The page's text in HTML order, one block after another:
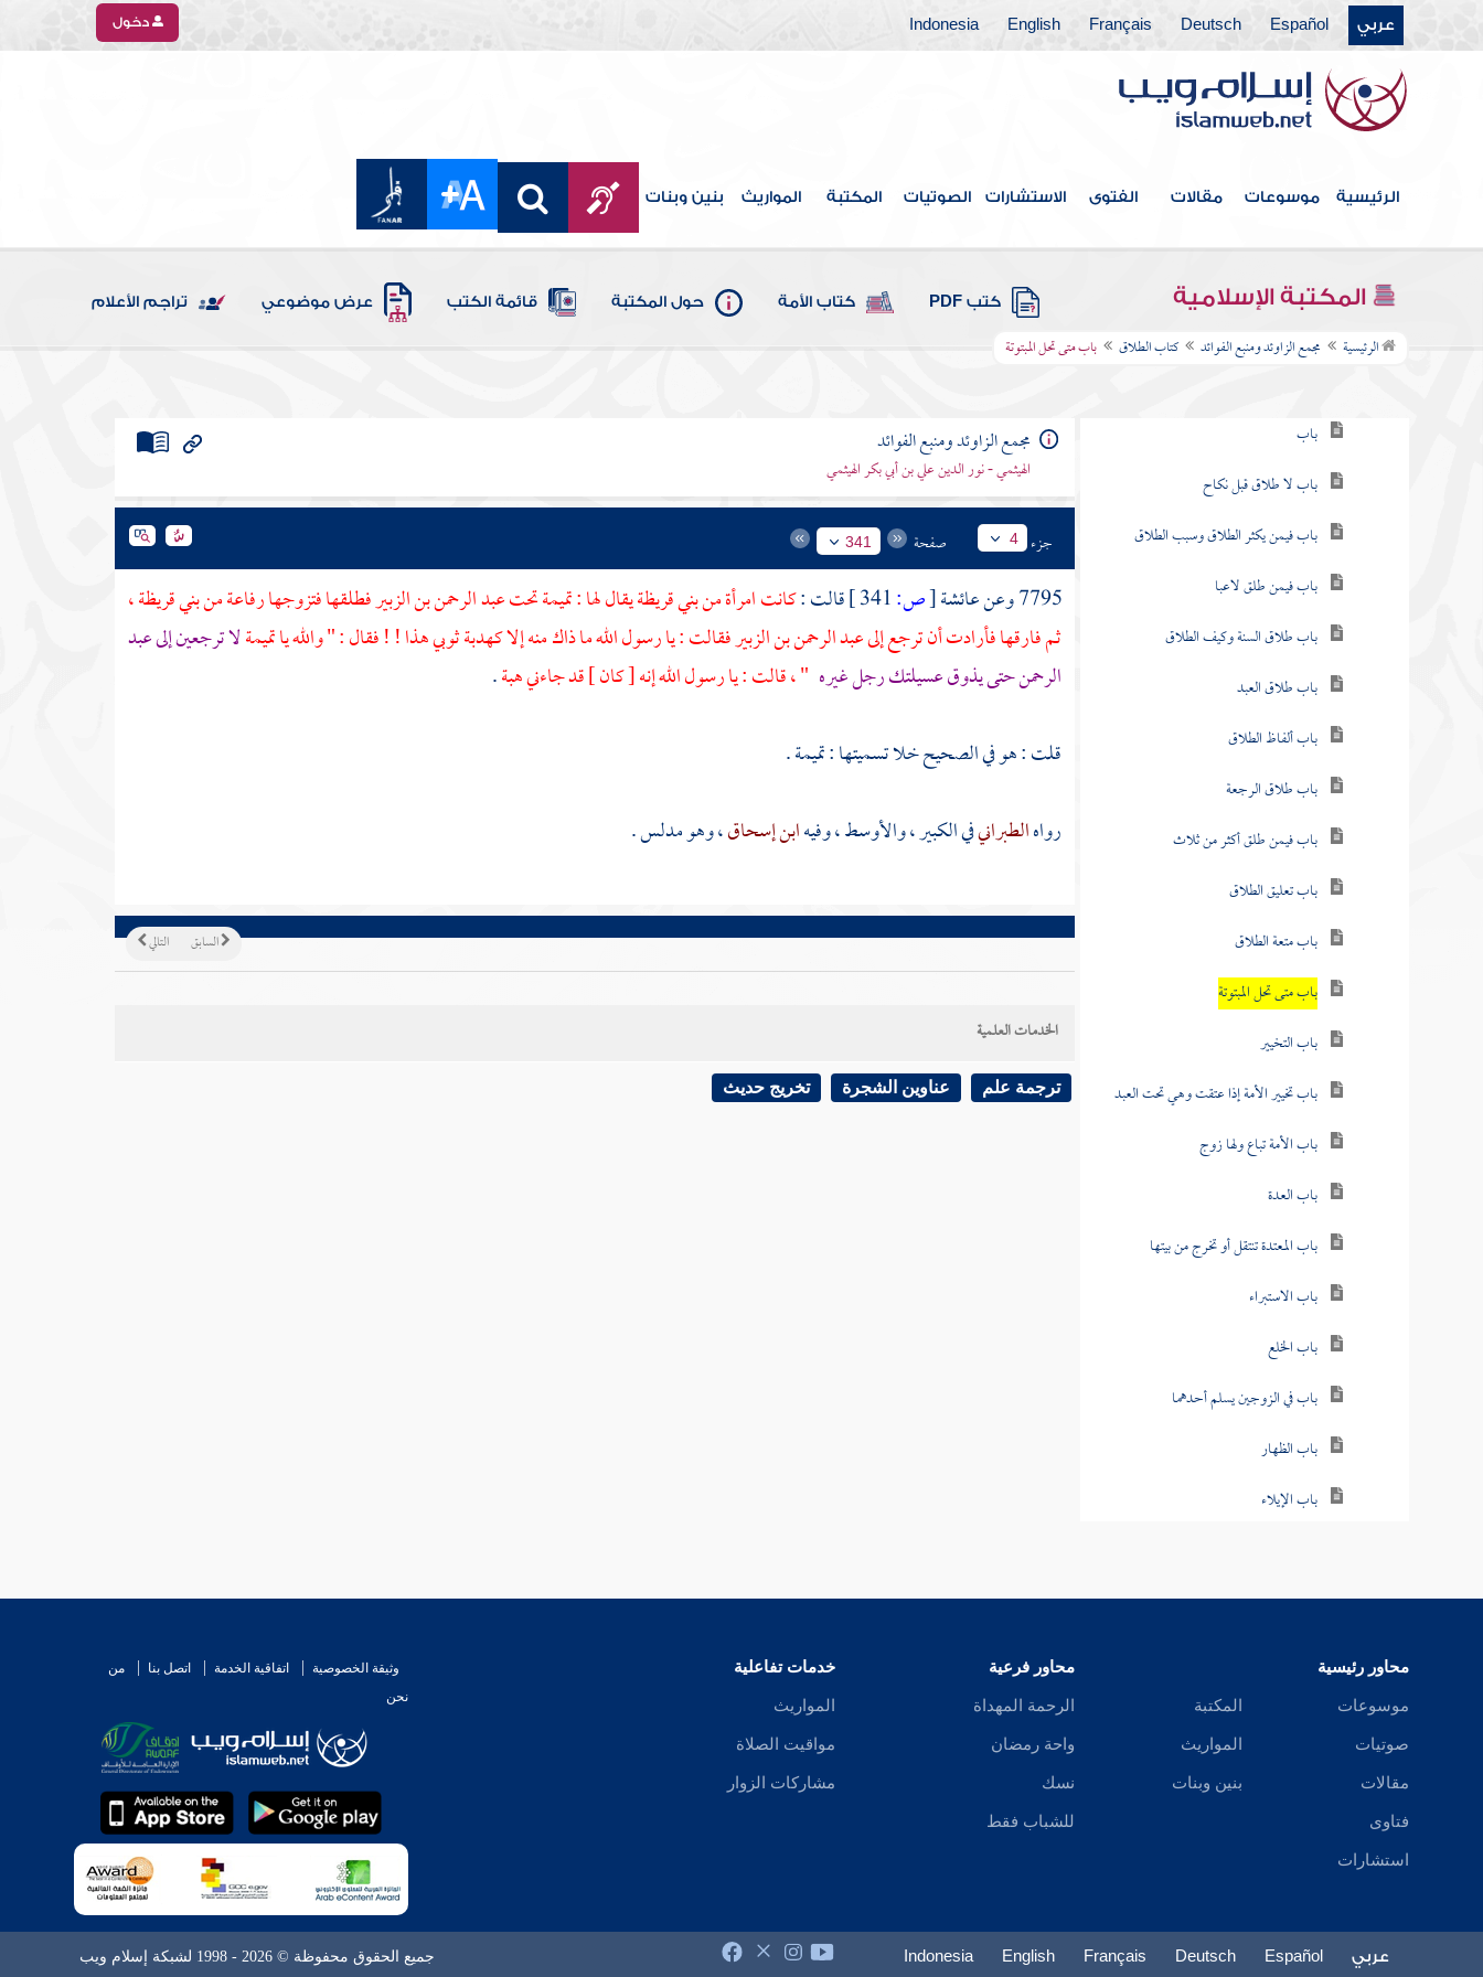
عربي Español
Deutsch
Français
English
Indonesia دخول
الرئيسية موسوعات مقالات الفتوى الاستشارات الصوتيات المكتبة المواريث بنين وبنات
المكتبة الإسلامية كتب PDF كتاب الأمة حول المكتبة قائمة الكتب عرض موضوعي تراجم الأعلام
الرئيسية مجمع الزاوئد ومنبع الفوائد كتاب الطلاق باب متى تحل المبتوتة
كتاب الأيمان والنذور
كتاب الأحكام
كتاب الوصايا
كتاب الفرائض
كتاب العتق
كتاب النكاح
كتاب الطلاق
باب
باب لا طلاق قبل نكاح
باب فيمن يكثر الطلاق وسبب الطلاق
باب فيمن طلق لاعبا
باب طلاق السنة وكيف الطلاق
باب طلاق العبد
باب ألفاظ الطلاق
باب طلاق الرجعة
باب فيمن طلق أكثر من ثلاث
باب تعليق الطلاق
باب متعة الطلاق
باب متى تحل المبتوتة
باب التخيير
باب تخيير الأمة إذا عتقت وهي تحت العبد
باب الأمة تباع ولها زوج
باب العدة
باب المعتدة تنتقل أو تخرج من بيتها
باب الاستبراء
باب الخلع
باب في الزوجين يسلم أحدهما
باب الظهار
باب الإيلاء
باب الولد للفراش
كتاب الأطعمة
كتاب اللباس
كتاب الجهاد
مجمع الزاوئد ومنبع الفوائد
الهيثمي - نور الدين علي بن أبي بكر الهيثمي
جزء 4 صفحة 341
7795 وعن عائشة[ص: قالت :كانت امرأة منبني قريظةيقال لها :تميمةتحتعبد الرحمن بن الزبيرفطلقها فتزوجهارفاعةمنبني قريظة،
ثم فارقها فأرادت أن ترجع إلىعبد الرحمن بن الزبيرفقالت : يا رسول الله ما ذاك منه إلا كهدبة ثوبي هذا ! ! فقال : " والله ياتميمةلا ترجعين إلىعبد
الرحمنحتى يذوق عسيلتك رجل غيره " ، قالت : يا رسول الله إنه [ كان ] قد جاءني هبة.
قلت : هو في الصحيح خلا تسميتها :تميمة.
رواهالطبرانيفي الكبير ، والأوسط ، وفيهابن إسحاق، وهو مدلس .
التالي السابق
الخدمات العلمية
ترجمة علم عناوين الشجرة تخريج حديث
محاور رئيسية
موسوعات
صوتيات
مقالات
فتاوى
استشارات
المكتبة
المواريث
بنين وبنات
محاور فرعية
الرحمة المهداة
واحة رمضان
نسك
للشباب فقط
خدمات تفاعلية
المواريث
مواقيت الصلاة
مشاركات الزوار
وثيقة الخصوصية اتفاقية الخدمة اتصل بنا
من
نحن
عربي Español
Deutsch
Français
English
Indonesia جميع الحقوق محفوظة © 2026 - 1998 لشبكة إسلام ويب